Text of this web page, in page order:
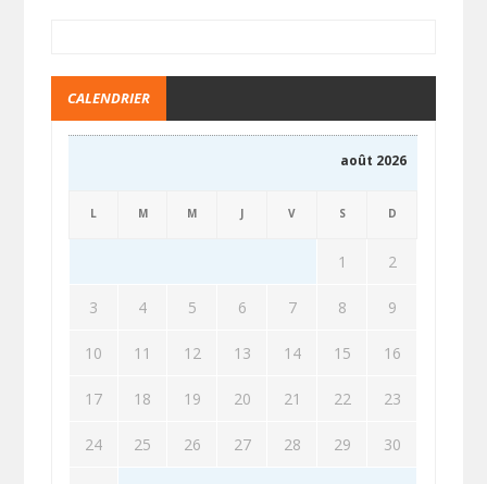
CALENDRIER
août 2026
L M M J V S D
1 2
3 4 5 6 7 8 9
10 11 12 13 14 15 16
17 18 19 20 21 22 23
24 25 26 27 28 29 30